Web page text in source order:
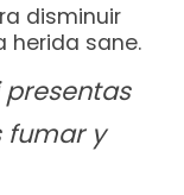
disminuir
herida sane.
fumar y